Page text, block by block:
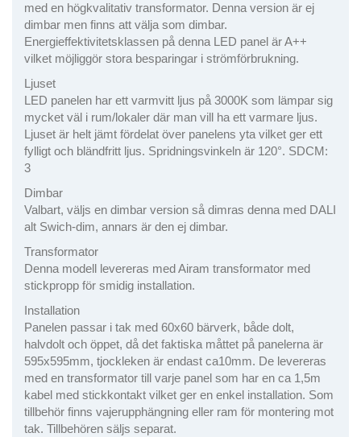
med en högkvalitativ transformator. Denna version är ej
dimbar men finns att välja som dimbar.
Energieffektivitetsklassen på denna LED panel är A++
vilket möjliggör stora besparingar i strömförbrukning.
Ljuset
LED panelen har ett varmvitt ljus på 3000K som lämpar sig
mycket väl i rum/lokaler där man vill ha ett varmare ljus.
Ljuset är helt jämt fördelat över panelens yta vilket ger ett
fylligt och bländfritt ljus. Spridningsvinkeln är 120°. SDCM:
3
Dimbar
Valbart, väljs en dimbar version så dimras denna med DALI
alt Swich-dim, annars är den ej dimbar.
Transformator
Denna modell levereras med Airam transformator med
stickpropp för smidig installation.
Installation
Panelen passar i tak med 60x60 bärverk, både dolt,
halvdolt och öppet, då det faktiska måttet på panelerna är
595x595mm, tjockleken är endast ca10mm. De levereras
med en transformator till varje panel som har en ca 1,5m
kabel med stickkontakt vilket ger en enkel installation. Som
tillbehör finns vajerupphängning eller ram för montering mot
tak. Tillbehören säljs separat.